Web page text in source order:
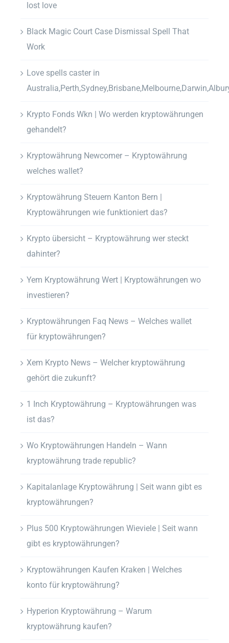
lost love
Black Magic Court Case Dismissal Spell That
Work
Love spells caster in
Krypto Fonds Wkn | Wo werden kryptowährungen
gehandelt?
Kryptowährung Newcomer – Kryptowährung
welches wallet?
Kryptowährung Steuern Kanton Bern |
Kryptowährungen wie funktioniert das?
Krypto übersicht – Kryptowährung wer steckt
dahinter?
Yem Kryptowährung Wert | Kryptowährungen wo
investieren?
Kryptowährungen Faq News – Welches wallet
für kryptowährungen?
Xem Krypto News – Welcher kryptowährung
gehört die zukunft?
1 Inch Kryptowährung – Kryptowährungen was
ist das?
Wo Kryptowährungen Handeln – Wann
kryptowährung trade republic?
Kapitalanlage Kryptowährung | Seit wann gibt es
kryptowährungen?
Plus 500 Kryptowährungen Wieviele | Seit wann
gibt es kryptowährungen?
Kryptowährungen Kaufen Kraken | Welches
konto für kryptowährung?
Hyperion Kryptowährung – Warum
kryptowährung kaufen?